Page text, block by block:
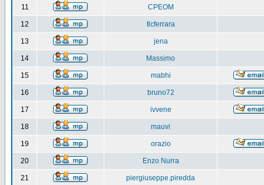
11 CPEOM
12 tlcferrara
13 jena
14 Massimo
15 mabhi
16 bruno72
17 ivvene
18 mauvi
19 orazio
20 Enzo Nurra
21 piergiuseppe.piredda